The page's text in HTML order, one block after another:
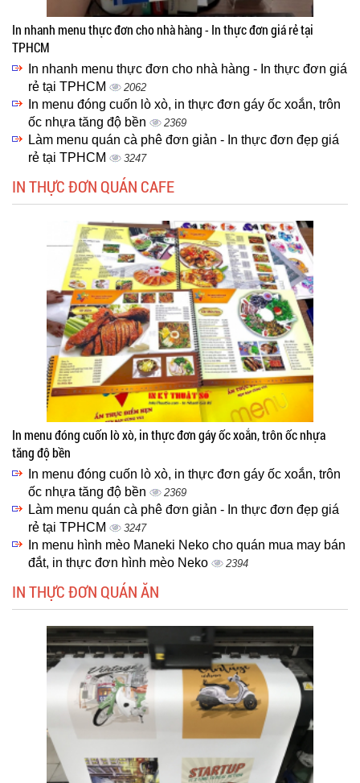
In nhanh menu thực đơn cho nhà hàng - In thực đơn giá rẻ tại
TPHCM
In nhanh menu thực đơn cho nhà hàng - In thực đơn giá
rẻ tại TPHCM
2062
In menu đóng cuốn lò xò, in thực đơn gáy ốc xoắn, trôn
ốc nhựa tăng độ bền
2369
Làm menu quán cà phê đơn giản - In thực đơn đẹp giá
rẻ tại TPHCM
3247
IN THỰC ĐƠN QUÁN CAFE
In menu đóng cuốn lò xò, in thực đơn gáy ốc xoắn, trôn ốc nhựa
tăng độ bền
In menu đóng cuốn lò xò, in thực đơn gáy ốc xoắn, trôn
ốc nhựa tăng độ bền
2369
Làm menu quán cà phê đơn giản - In thực đơn đẹp giá
rẻ tại TPHCM
3247
In menu hình mèo Maneki Neko cho quán mua may bán
đắt, in thực đơn hình mèo Neko
2394
IN THỰC ĐƠN QUÁN ĂN